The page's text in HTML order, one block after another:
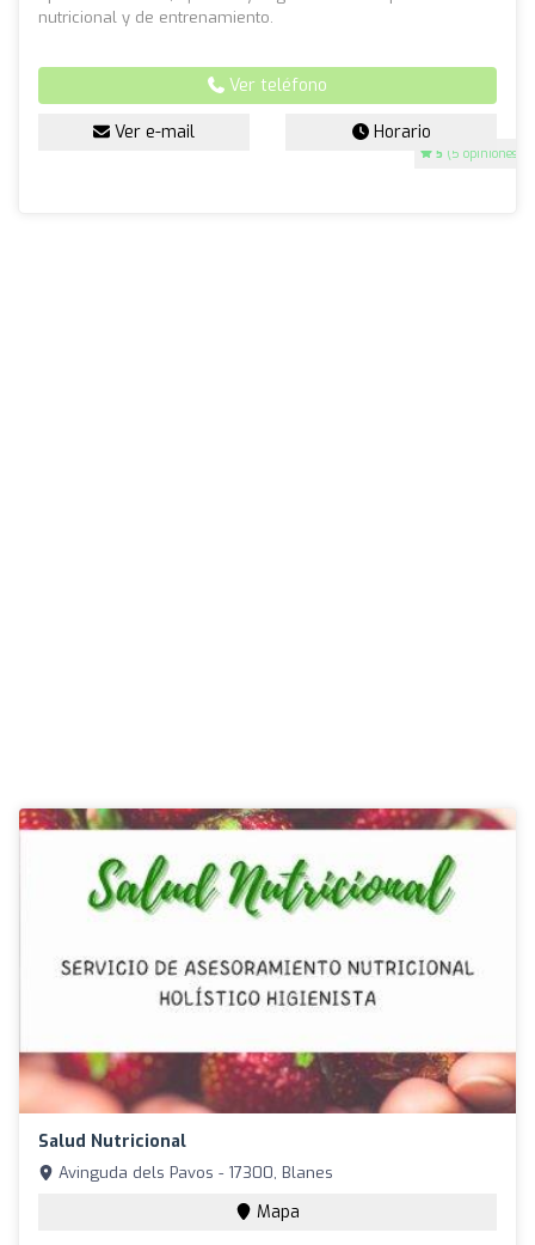
5 (5 opiniones)
nutricional y de entrenamiento.
Ver teléfono
Ver e-mail Horario
Salud Nutricional
Avinguda dels Pavos - 17300, Blanes
Mapa